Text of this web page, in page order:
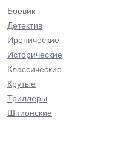
Боевик
Детектив
Иронические
Исторические
Классические
Крутые
Триллеры
Шпионские